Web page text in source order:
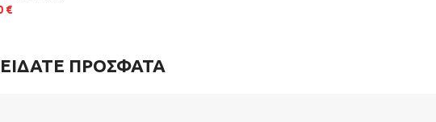
€
ΕΙΔΑΤΕ ΠΡΟΣΦΑΤΑ